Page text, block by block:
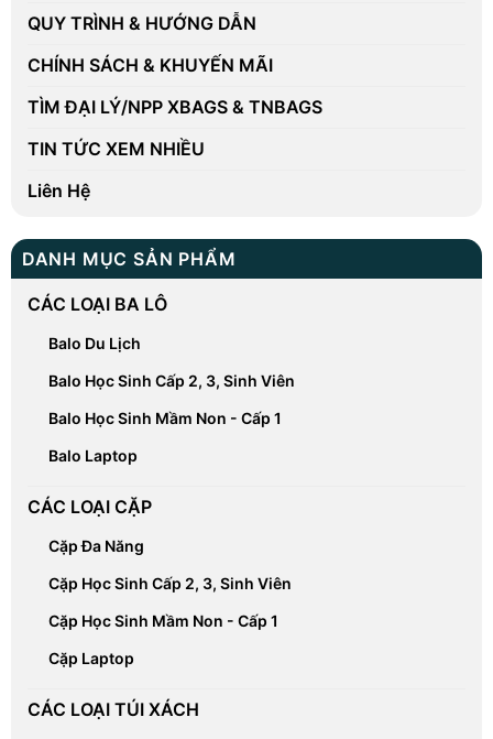
QUY TRÌNH & HƯỚNG DẪN
CHÍNH SÁCH & KHUYẾN MÃI
TÌM ĐẠI LÝ/NPP XBAGS & TNBAGS
TIN TỨC XEM NHIỀU
Liên Hệ
DANH MỤC SẢN PHẨM
CÁC LOẠI BA LÔ
Balo Du Lịch
Balo Học Sinh Cấp 2, 3, Sinh Viên
Balo Học Sinh Mầm Non - Cấp 1
Balo Laptop
CÁC LOẠI CẶP
Cặp Đa Năng
Cặp Học Sinh Cấp 2, 3, Sinh Viên
Cặp Học Sinh Mầm Non - Cấp 1
Cặp Laptop
CÁC LOẠI TÚI XÁCH